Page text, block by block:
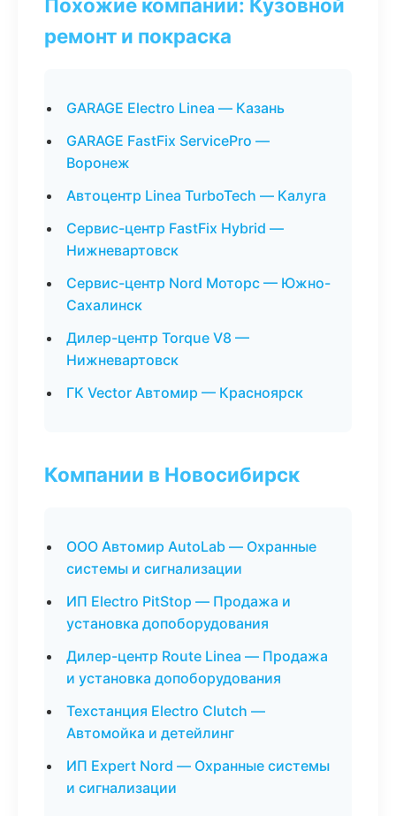
Похожие компании: Кузовной
ремонт и покраска
GARAGE Electro Linea — Казань
GARAGE FastFix ServicePro —
Воронеж
Автоцентр Linea TurboTech — Калуга
Сервис-центр FastFix Hybrid —
Нижневартовск
Сервис-центр Nord Моторс — Южно-
Сахалинск
Дилер-центр Torque V8 —
Нижневартовск
ГК Vector Автомир — Красноярск
Компании в Новосибирск
ООО Автомир AutoLab — Охранные
системы и сигнализации
ИП Electro PitStop — Продажа и
установка допоборудования
Дилер-центр Route Linea — Продажа
и установка допоборудования
Техстанция Electro Clutch —
Автомойка и детейлинг
ИП Expert Nord — Охранные системы
и сигнализации